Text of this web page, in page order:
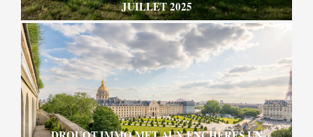
JUILLET 2025